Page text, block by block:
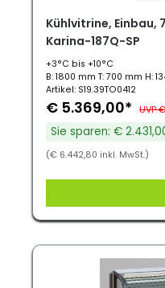
Kühlvitrine, Einbau,
Karina-187Q-SP
+3°C bis +10°C
B: 1800 mm T: 700 mm H:
Artikel: S19.39TO0412
€ 5.369,00* UVP
Sie sparen: €
(€ 6.442,80 inkl. MwSt.)